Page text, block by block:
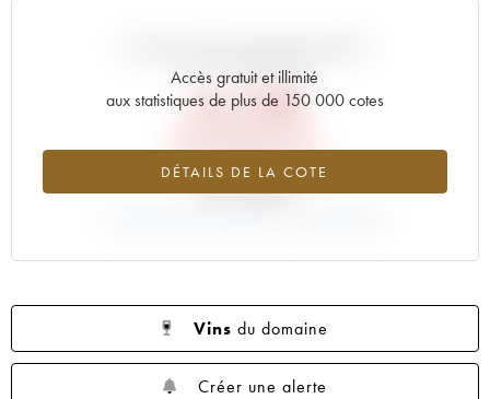
Accès gratuit et illimité
aux statistiques de plus de 150 000 cotes
DÉTAILS DE LA COTE
AU PRIX PRIMEUR
44,52€
PRIX PRIMEURS 2016
-24.08%
Vins du domaine
Créer une alerte